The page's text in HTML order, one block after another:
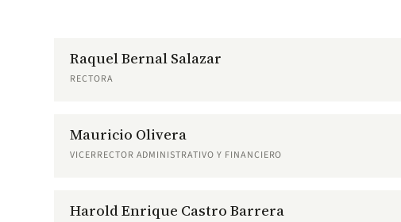
Raquel Bernal Salazar
RECTORA
Mauricio Olivera
VICERRECTOR ADMINISTRATIVO Y FINANCIERO
Harold Enrique Castro Barrera